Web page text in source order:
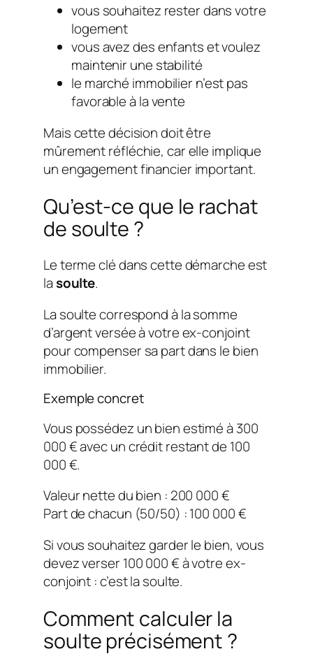
vous souhaitez rester dans votre
logement
vous avez des enfants et voulez
maintenir une stabilité
le marché immobilier n’est pas
favorable à la vente
Mais cette décision doit être
mûrement réfléchie, car elle implique
un engagement financier important.
Qu’est-ce que le rachat
de soulte ?
Le terme clé dans cette démarche est
lasoulte.
La soulte correspond à la somme
d’argent versée à votre ex-conjoint
pour compenser sa part dans le bien
immobilier.
Exemple concret
Vous possédez un bien estimé à 300
000 € avec un crédit restant de 100
000 €.
Valeur nette du bien : 200 000 €
Part de chacun (50/50) : 100 000 €
Si vous souhaitez garder le bien, vous
devez verser 100 000 € à votre ex-
conjoint : c’est la soulte.
Comment calculer la
soulte précisément ?